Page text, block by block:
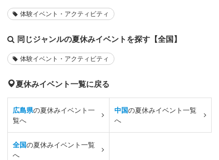
体験イベント・アクティビティ
同じジャンルの夏休みイベントを探す【全国】
体験イベント・アクティビティ
夏休みイベント一覧に戻る
広島県の夏休みイベント一
覧へ
中国の夏休みイベント一覧
へ
全国の夏休みイベント一覧
へ